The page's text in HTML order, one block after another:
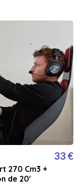
270 Cm3 +
de 20'
33 €